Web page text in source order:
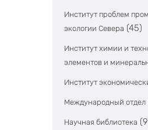
Институт проблем
экологии Севера (45)
Институт химии и
элементов и
Институт
Международный отдел
Научная библиотека